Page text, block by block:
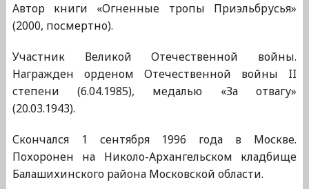
Автор книги «Огненные тропы Приэльбрусья»
(2000, посмертно).
Участник Великой Отечественной войны.
Награжден орденом Отечественной войны II
степени (6.04.1985), медалью «За отвагу»
(20.03.1943).
Скончался 1 сентября 1996 года в Москве.
Похоронен на Николо-Архангельском кладбище
Балашихинского района Московской области.